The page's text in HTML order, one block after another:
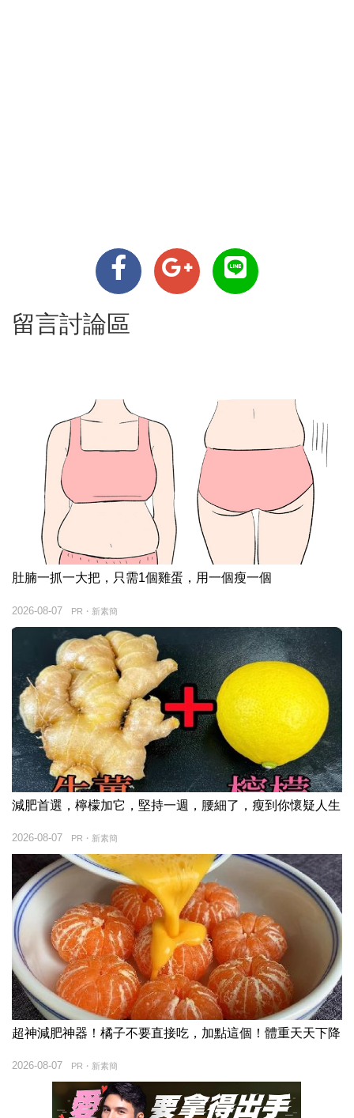
留言討論區
肚腩一抓一大把，只需1個雞蛋，用一個瘦一個
PR・新素簡
2026-08-07
減肥首選，檸檬加它，堅持一週，腰細了，瘦到你懷疑人生
PR・新素簡
2026-08-07
超神減肥神器！橘子不要直接吃，加點這個！體重天天下降
PR・新素簡
2026-08-07